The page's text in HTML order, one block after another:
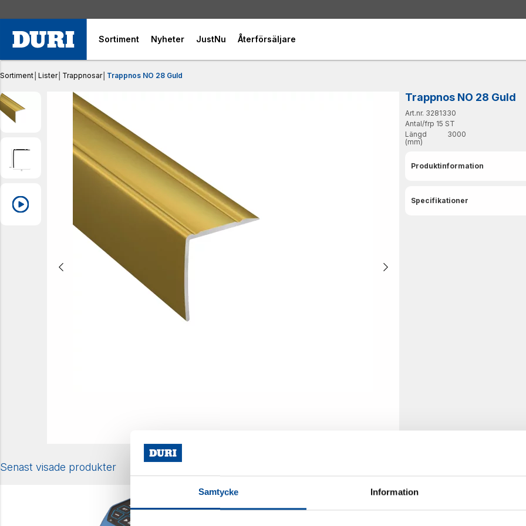
Samtycke Information
Sortiment Nyheter JustNu Återförsäljare
Sortiment Lister│ Trappnosar│ Trappnos NO 28 Guld
Trappnos NO 28 Guld
Art.nr. 3281330
Antal/frp 15 ST
Längd
(mm)
3000
Produktinformation
Specifikationer
Senast visade produkter